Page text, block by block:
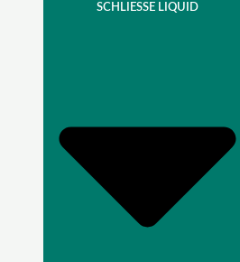
SCHLIESSE LIQUID